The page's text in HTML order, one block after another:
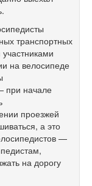
транспортных
на велосипеде
при начале
проезжей
а это
—
на дорогу